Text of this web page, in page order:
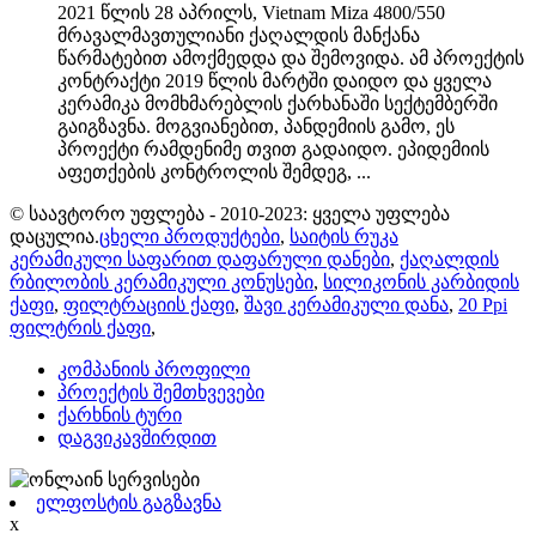
2021 წლის 28 აპრილს, Vietnam Miza 4800/550
მრავალმავთულიანი ქაღალდის მანქანა
წარმატებით ამოქმედდა და შემოვიდა. ამ პროექტის
კონტრაქტი 2019 წლის მარტში დაიდო და ყველა
კერამიკა მომხმარებლის ქარხანაში სექტემბერში
გაიგზავნა. მოგვიანებით, პანდემიის გამო, ეს
პროექტი რამდენიმე თვით გადაიდო. ეპიდემიის
აფეთქების კონტროლის შემდეგ, ...
© საავტორო უფლება - 2010-2023: ყველა უფლება
დაცულია.ცხელი პროდუქტები, საიტის რუკა
კერამიკული საფარით დაფარული დანები, ქაღალდის
რბილობის კერამიკული კონუსები, სილიკონის კარბიდის
ქაფი, ფილტრაციის ქაფი, შავი კერამიკული დანა, 20 Ppi
ფილტრის ქაფი,
კომპანიის პროფილი
პროექტის შემთხვევები
ქარხნის ტური
დაგვიკავშირდით
ელფოსტის გაგზავნა
x